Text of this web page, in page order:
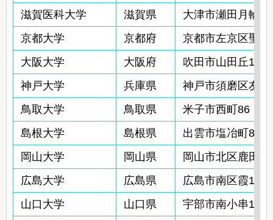
滋賀医科大学
滋賀県
大津市瀬田月輪町
京都大学
京都府
京都市左京区聖
大阪大学
大阪府
吹田市山田丘1-7
神戸大学
兵庫県
神戸市須磨区友
鳥取大学
鳥取県
米子市西町86
島根大学
島根県
出雲市塩冶町89-1
岡山大学
岡山県
岡山市北区鹿田
広島大学
広島県
広島市南区霞1-2-
山口大学
山口県
宇部市南小串1-1-